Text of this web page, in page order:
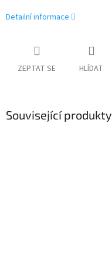
Detailní informace
ZEPTAT SE HLÍDAT
Související produkty